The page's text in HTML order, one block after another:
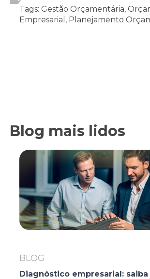
Tags: Gestão Orçamentária,
Empresarial, Planejamento
Blog mais lidos
BLOG
Diagnóstico empresarial: